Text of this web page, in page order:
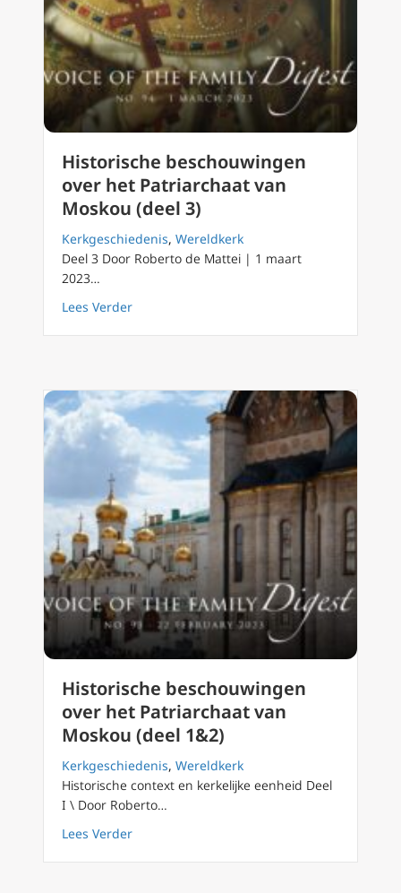
Historische beschouwingen
over het Patriarchaat van
Moskou (deel 3)
Kerkgeschiedenis, Wereldkerk
Deel 3 Door Roberto de Mattei | 1 maart
2023…
Lees Verderabout Historische beschouwingen over het
Historische beschouwingen
over het Patriarchaat van
Moskou (deel 1&2)
Kerkgeschiedenis, Wereldkerk
Historische context en kerkelijke eenheid Deel
I \ Door Roberto…
Lees Verderabout Historische beschouwingen over het